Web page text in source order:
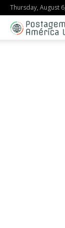
Thursday, August